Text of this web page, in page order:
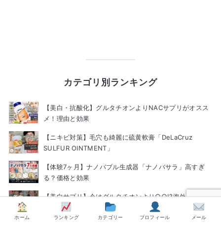
カテゴリ別ランキング
【美白・抗酸化】グルタチオンよりNACサプリがオスス
メ！理由と効果
【ニキビ対策】毛穴も綺麗に硫黄軟膏「DeLaCruz
SULFUR OINTMENT」
【体験7ヶ月】ナノバブル生成器「ナノバサラ」高すぎ
る？価格と効果
【美白サプリ】今はグルタチオンより○○!?海外と日本
の違いと“効く組み合わせ”完全ガイド
ホーム ランキング カテゴリー プロフィール メール